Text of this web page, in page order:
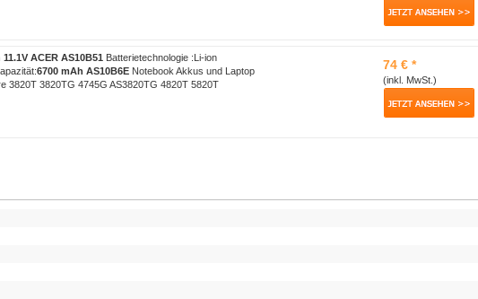
ACER AS10B51 Batterietechnologie :Li-ion
6700 mAh AS10B6E Notebook Akkus und Laptop
3820T 3820TG 4745G AS3820TG 4820T 5820T
74 € *
(inkl. MwSt.)